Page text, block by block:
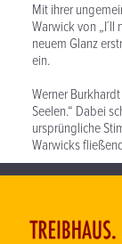
Mit ihrer
Warwick von
neuem Glanz
ein.
Werner
Seelen.“ Dabei
ursprüngliche
Warwicks